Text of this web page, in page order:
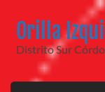
contenido
Orilla
Distrito Sur